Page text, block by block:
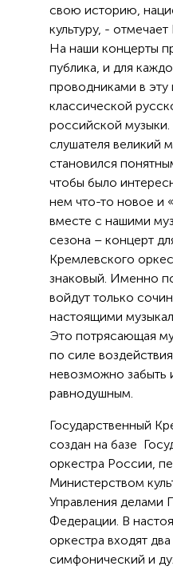
свою историю,
культуру, -
На наши концерты
публика, и для
проводниками в
классической
российской
слушателя великий
становился
чтобы было
нем что-то новое и
вместе с нашими
сезона – концерт
Кремлевского
знаковый. Именно
войдут только
настоящими
Это потрясающая
по силе
невозможно забыть
равнодушным.
Государственный
создан на базе
оркестра России,
Министерством
Управления делами
Федерации. В
оркестра входят два
симфонический и